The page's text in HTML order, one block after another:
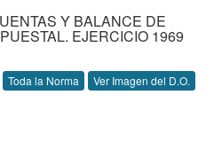
Y BALANCE DE
EJERCICIO 1969
Toda la Norma Ver Imagen del D.O.